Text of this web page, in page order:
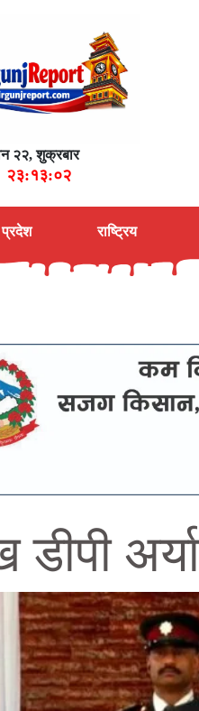
२२, शुक्रबार
२३:१३:०३
प्रदेश राष्ट्रिय